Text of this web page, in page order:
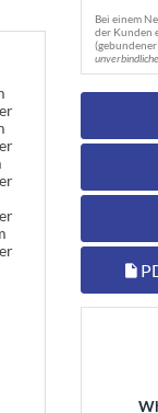
Bei einem
der Kunden